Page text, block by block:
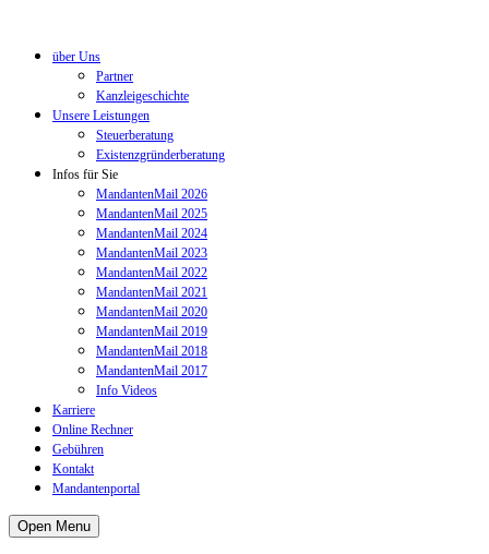
über Uns
Partner
Kanzleigeschichte
Unsere Leistungen
Steuerberatung
Existenzgründerberatung
Infos für Sie
MandantenMail 2026
MandantenMail 2025
MandantenMail 2024
MandantenMail 2023
MandantenMail 2022
MandantenMail 2021
MandantenMail 2020
MandantenMail 2019
MandantenMail 2018
MandantenMail 2017
Info Videos
Karriere
Online Rechner
Gebühren
Kontakt
Mandantenportal
Open Menu